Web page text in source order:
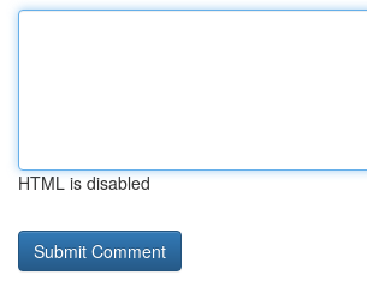
HTML is disabled